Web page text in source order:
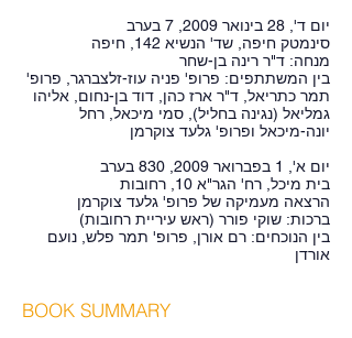
יום ד', 28 בינואר 2009, 7 בערב
סינמטק חיפה, שד' הנשיא 142, חיפה
מנחה: ד"ר רינה בן-שחר
בין המשתתפים: פרופ' פניה עוז-זלצברגר, פרופ'
תמר כתריאל, ד"ר ארז כהן, דוד בן-נחום, אליהו
גמליאל (נגינה בחליל), סמי מיכאל, רחל
יונה-מיכאל ופרופ' גלעד צוקרמן
יום א', 1 בפברואר 2009, 830 בערב
בית מיכל, רח' הגר"א 10, רחובות
הרצאה מעמיקה של פרופ' גלעד צוקרמן
ברכות: שוקי פורר (ראש עיריית רחובות)
בין הנוכחים: רם אורן, פרופ' תמר פלש, נועם
אורדן
BOOK SUMMARY